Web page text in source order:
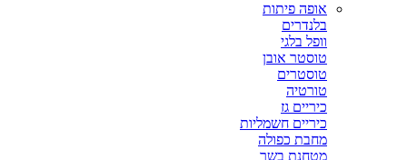
אופה פיתות
בלנדרים
וופל בלגי
טוסטר אובן
טוסטרים
טורטיה
כיריים גז
כיריים חשמליות
מחבת כפולה
מטחנת בשר